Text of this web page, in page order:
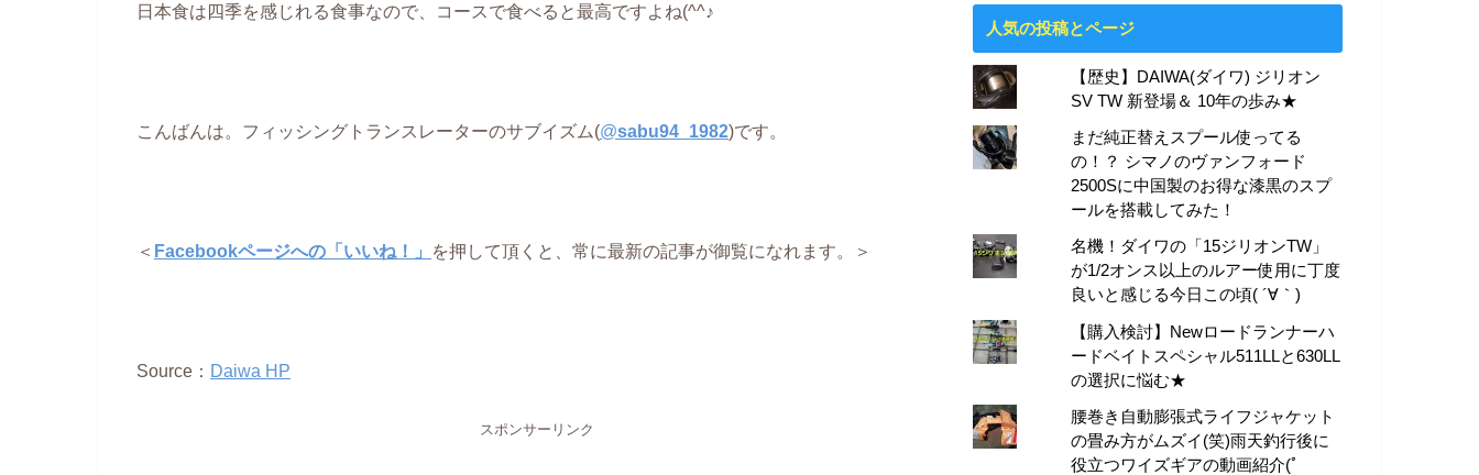
日本食は四季を感じれる食事なので、コースで食べると最高ですよね(^^♪
こんばんは。フィッシングトランスレーターのサブイズム(@sabu94_1982)です。
＜ Facebookページへの「いいね！」 を押して頂くと、常に最新の記事が御覧になれます。＞
Source： Daiwa HP
スポンサーリンク
人気の投稿とページ
【歴史】DAIWA(ダイワ) ジリオン
SV TW 新登場＆ 10年の歩み★
まだ純正替えスプール使ってる
の！？ シマノのヴァンフォード
2500Sに中国製のお得な漆黒のスプ
ールを搭載してみた！
名機！ダイワの「15ジリオンTW」
が1/2オンス以上のルアー使用に丁度
良いと感じる今日この頃( ´∀｀)
【購入検討】Newロードランナーハ
ードベイトスペシャル511LLと630LL
の選択に悩む★
腰巻き自動膨張式ライフジャケット
の畳み方がムズイ(笑)雨天釣行後に
役立つワイズギアの動画紹介(ﾟ